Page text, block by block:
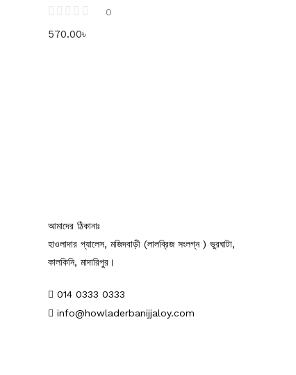
0
570.00৳
আমাদের ঠিকানাঃ
হাওলাদার প্যালেস, মজিদবাড়ী (লালব্রিজ সংলগ্ন ) ভুরঘাটা,
কালকিনি, মাদারিপুর।
014 0333 0333
info@howladerbanijjaloy.com